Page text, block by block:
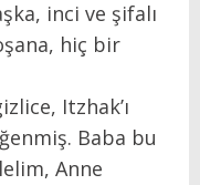
inci ve şifalı
hiç bir
Itzhak’ı
Baba bu
Anne